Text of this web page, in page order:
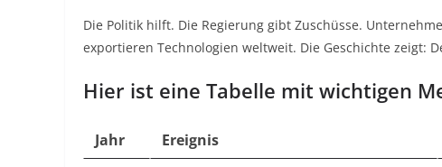
Die Politik hilft. Die Regierung gibt Zuschüsse.
exportieren Technologien weltweit. Die Geschichte zeigt:
Hier ist eine Tabelle mit wichtigen
Jahr Ereignis